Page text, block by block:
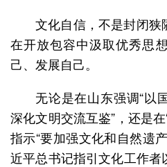
文化自信，不是封闭
在开放包容中汲取优秀思
己、发展自己。
无论是在山东强调“以
深化文明交流互鉴”，还是
指示“要加强文化和自然遗
近平总书记指引文化工作